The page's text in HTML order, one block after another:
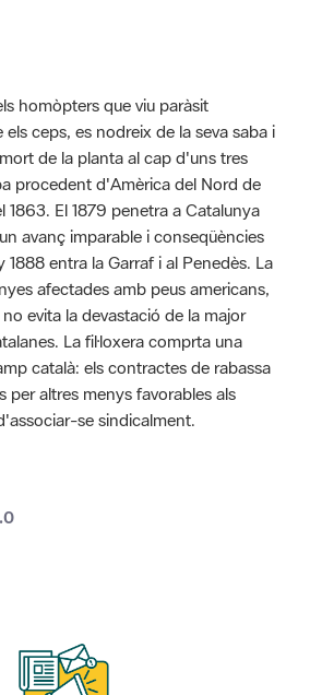
homòpters que viu paràsit
ceps, es nodreix de la seva saba i
de la planta al cap d'uns tres
procedent d'Amèrica del Nord de
1863. El 1879 penetra a Catalunya
avanç imparable i conseqüències
entra la Garraf i al Penedès. La
afectades amb peus americans,
evita la devastació de la major
La fil·loxera comprta una
català: els contractes de rabassa
per altres menys favorables als
se sindicalment.
La valoración media es de 0 estrellas de